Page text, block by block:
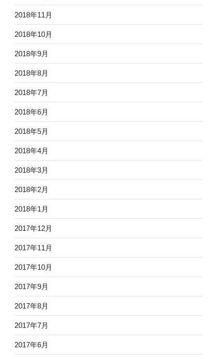
2018年11月
2018年10月
2018年9月
2018年8月
2018年7月
2018年6月
2018年5月
2018年4月
2018年3月
2018年2月
2018年1月
2017年12月
2017年11月
2017年10月
2017年9月
2017年8月
2017年7月
2017年6月